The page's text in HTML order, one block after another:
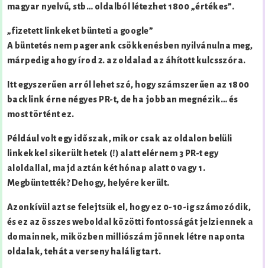
magyar nyelvű, stb… oldalból létezhet 1800 „értékes”.
„fizetett linkeket bünteti a google”
A büntetés nem pagerank csökkenésben nyilvánulna meg,
márpedig ahogy írod 2. az oldalad az áhított kulcsszóra.
Itt egyszerűen arról lehet szó, hogy számszerűen az 1800
backlink érne négyes PR-t, de ha jobban megnézik… és
most történt ez.
Például volt egy időszak, mikor csak az oldalon belüli
linkekkel sikerült hetek (!) alatt elérnem 3 PR-t egy
aloldallal, majd aztán két hónap alatt 0 vagy 1.
Megbüntették? Dehogy, helyére került.
Azonkívül azt se felejtsük el, hogy ez 0-10-ig számozódik,
és ez az összes weboldal közötti fontosságát jelzi ennek a
domainnek, miközben milliószám jönnek létre naponta
oldalak, tehát a verseny halálig tart.